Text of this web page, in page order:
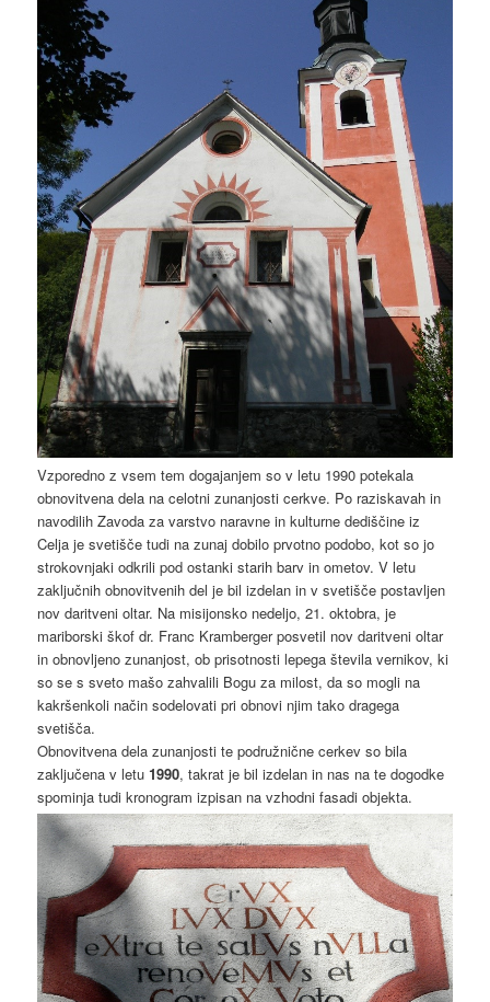
Vzporedno z vsem tem dogajanjem so v letu 1990 potekala
obnovitvena dela na celotni zunanjosti cerkve. Po raziskavah in
navodilih Zavoda za varstvo naravne in kulturne dediščine iz
Celja je svetišče tudi na zunaj dobilo prvotno podobo, kot so jo
strokovnjaki odkrili pod ostanki starih barv in ometov. V letu
zaključnih obnovitvenih del je bil izdelan in v svetišče postavljen
nov daritveni oltar. Na misijonsko nedeljo, 21. oktobra, je
mariborski škof dr. Franc Kramberger posvetil nov daritveni oltar
in obnovljeno zunanjost, ob prisotnosti lepega števila vernikov, ki
so se s sveto mašo zahvalili Bogu za milost, da so mogli na
kakršenkoli način sodelovati pri obnovi njim tako dragega
svetišča.
Obnovitvena dela zunanjosti te podružnične cerkev so bila
zaključena v letu1990, takrat je bil izdelan in nas na te dogodke
spominja tudi kronogram izpisan na vzhodni fasadi objekta.